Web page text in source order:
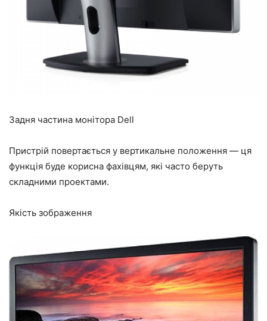
Задня частина монітора Dell
Пристрій повертається у вертикальне положення — ця
функція буде корисна фахівцям, які часто беруть
складними проектами.
Якість зображення